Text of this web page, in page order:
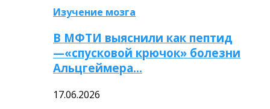
Изучение мозга
В МФТИ выяснили как пептид
—«спусковой крючок» болезни
Альцгеймера…
17.06.2026